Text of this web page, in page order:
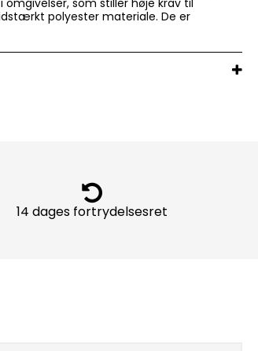
polyester materiale. De er
14 dages fortrydelsesret